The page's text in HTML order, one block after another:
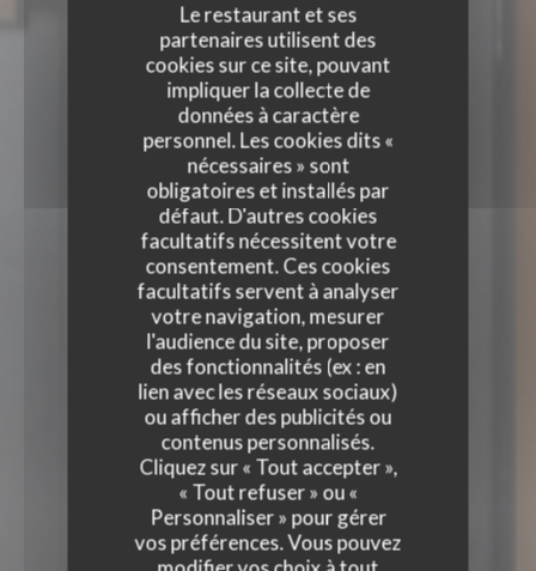
Le restaurant et ses
partenaires utilisent des
cookies sur ce site, pouvant
impliquer la collecte de
données à caractère
personnel. Les cookies dits «
nécessaires » sont
obligatoires et installés par
défaut. D'autres cookies
facultatifs nécessitent votre
consentement. Ces cookies
facultatifs servent à analyser
votre navigation, mesurer
l'audience du site, proposer
des fonctionnalités (ex : en
lien avec les réseaux sociaux)
ou afficher des publicités ou
contenus personnalisés.
Cliquez sur « Tout accepter »,
« Tout refuser » ou «
Personnaliser » pour gérer
vos préférences. Vous pouvez